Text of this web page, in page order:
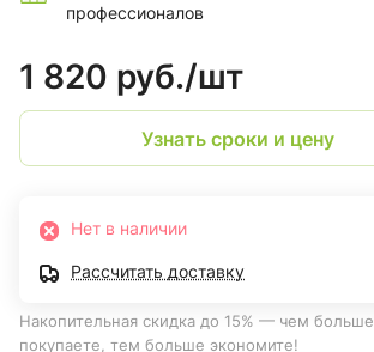
профессионалов
1 820 руб./шт
Узнать сроки и цену
Нет в наличии
Рассчитать доставку
Накопительная скидка до 15% — чем больше
покупаете, тем больше экономите!